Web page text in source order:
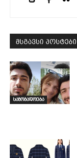
მსგავსი პოსტები
საზოგადოება